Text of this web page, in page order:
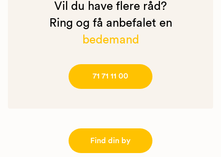
Vil du have flere råd?
Ring og få anbefalet en
bedemand
71 71 11 00
Find din by